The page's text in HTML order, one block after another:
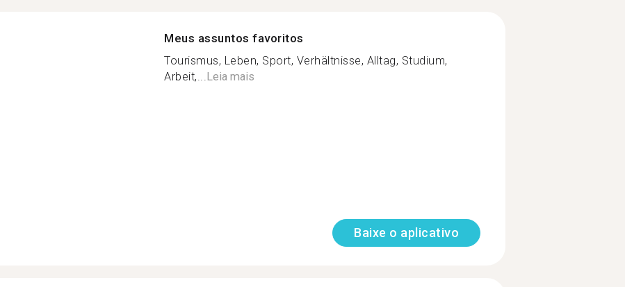
Meus assuntos favoritos
Tourismus, Leben, Sport, Verhältnisse, Alltag, Studium,
Arbeit,...Leia mais
Baixe o aplicativo